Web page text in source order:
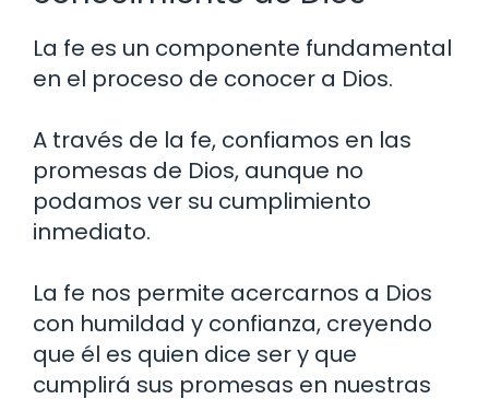
La fe es un componente fundamental
en el proceso de conocer a Dios.
A través de la fe, confiamos en las
promesas de Dios, aunque no
podamos ver su cumplimiento
inmediato.
La fe nos permite acercarnos a Dios
con humildad y confianza, creyendo
que él es quien dice ser y que
cumplirá sus promesas en nuestras